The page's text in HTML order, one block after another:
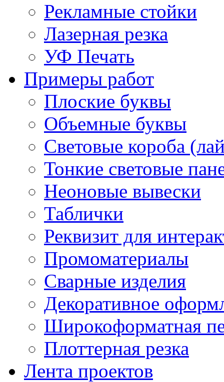
Рекламные стойки
Лазерная резка
УФ Печать
Примеры работ
Плоские буквы
Объемные буквы
Световые короба
Тонкие световые
Неоновые вывески
Таблички
Реквизит для
Промоматериалы
Сварные изделия
Декоративное
Широкоформатная
Плоттерная резка
Лента проектов